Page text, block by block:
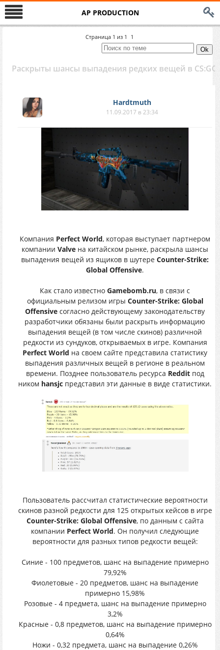
AP PRODUCTION
Страница 1 из 1 1
Раскрыты шансы выпадения редких вещей в CS:GO
Hardtmuth
11.09.2017 в 23:34
Компания Perfect World, которая выступает партнером
компании Valve на китайском рынке, раскрыла шансы
выпадения вещей из ящиков в шутере Counter-Strike:
Global Offensive.
Как стало известно Gamebomb.ru, в связи с
официальным релизом игры Counter-Strike: Global
Offensive согласно действующему законодательству
разработчики обязаны были раскрыть информацию
выпадения вещей (в том числе скинов) различной
редкости из сундуков, открываемых в игре. Компания
Perfect World на своем сайте представила статистику
выпадения различных вещей в регионе в реальном
времени. Позднее пользователь ресурса Redditпод
ником hansjc представил эти данные в виде статистики.
Пользователь рассчитал статистические вероятности
скинов разной редкости для 125 открытых кейсов в игре
Counter-Strike: Global Offensive, по данным с сайта
компании Perfect World. Он получил следующие
вероятности для разных типов редкости вещей:
Синие - 100 предметов, шанс на выпадение примерно
79,92%
Фиолетовые - 20 предметов, шанс на выпадение
примерно 15,98%
Розовые - 4 предмета, шанс на выпадение примерно
3,2%
Красные - 0,8 предметов, шанс на выпадение примерно
0,64%
Ножи - 0,32 предмета, шанс на выпадение 0,26%